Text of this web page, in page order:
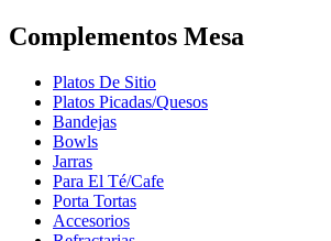
Complementos Mesa
Platos De Sitio
Platos Picadas/Quesos
Bandejas
Bowls
Jarras
Para El Té/Cafe
Porta Tortas
Accesorios